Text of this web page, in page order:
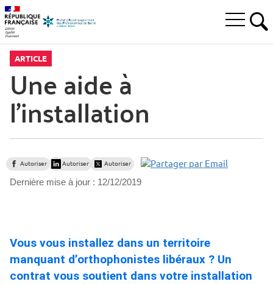
Aller
la
Aller
au
menu
Aller
au
contenu
Ouvrir
ARTICLE
Une aide à
l’installation
Autoriser Autoriser Autoriser
Dernière mise à jour : 12/12/2019
Vous vous installez dans un territoire
manquant d’orthophonistes libéraux ? Un
contrat vous soutient dans votre installation